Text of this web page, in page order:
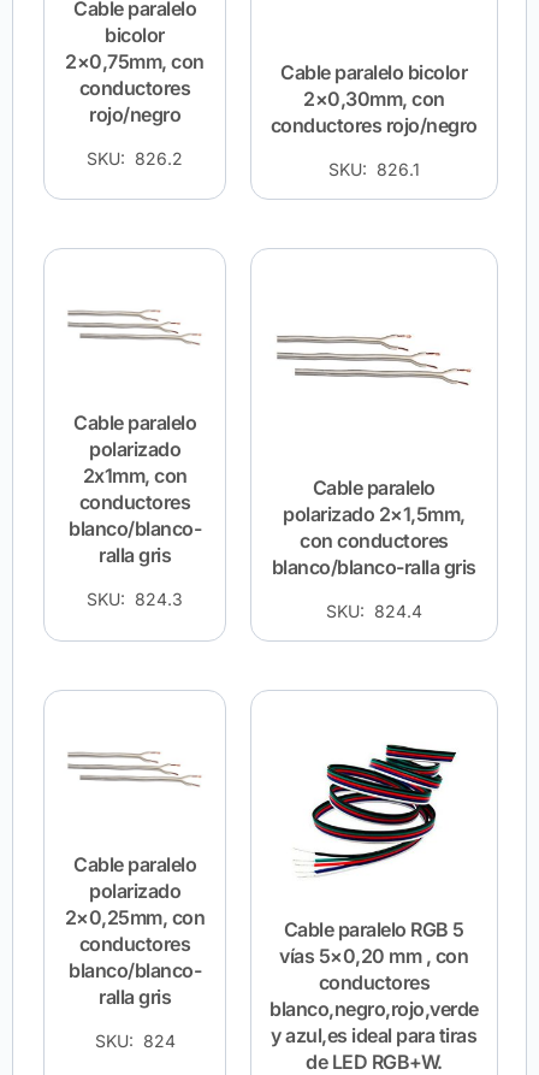
Cable paralelo
bicolor
2×0,75mm, con
conductores
rojo/negro
SKU: 826.2
Cable paralelo bicolor
2×0,30mm, con
conductores rojo/negro
SKU: 826.1
Cable paralelo
polarizado
2x1mm, con
conductores
blanco/blanco-
ralla gris
SKU: 824.3
Cable paralelo
polarizado 2×1,5mm,
con conductores
blanco/blanco-ralla gris
SKU: 824.4
Cable paralelo
polarizado
2×0,25mm, con
conductores
blanco/blanco-
ralla gris
SKU: 824
Cable paralelo RGB 5
vías 5×0,20 mm , con
conductores
blanco,negro,rojo,verde
y azul,es ideal para tiras
de LED RGB+W.